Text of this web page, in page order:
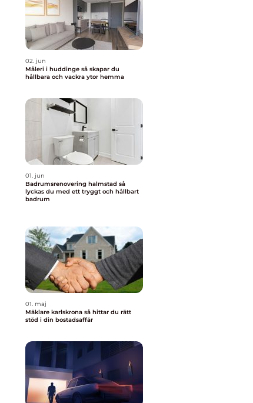
02. jun
Måleri i huddinge så skapar du
hållbara och vackra ytor hemma
01. jun
Badrumsrenovering halmstad så
lyckas du med ett tryggt och hållbart
badrum
01. maj
Mäklare karlskrona så hittar du rätt
stöd i din bostadsaffär